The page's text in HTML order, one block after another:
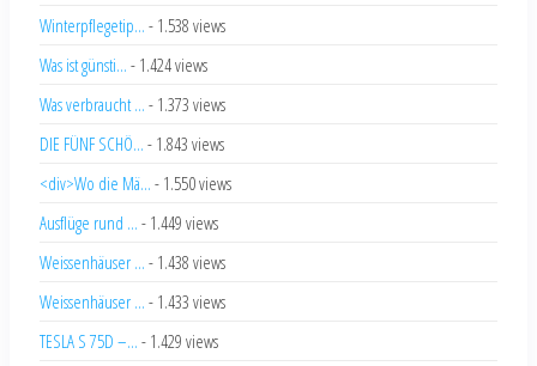
Winterpflegetip... - 1.538 views
Was ist günsti... - 1.424 views
Was verbraucht ... - 1.373 views
DIE FÜNF SCHÖ... - 1.843 views
<div>Wo die Mä... - 1.550 views
Ausflüge rund ... - 1.449 views
Weissenhäuser ... - 1.438 views
Weissenhäuser ... - 1.433 views
TESLA S 75D –... - 1.429 views